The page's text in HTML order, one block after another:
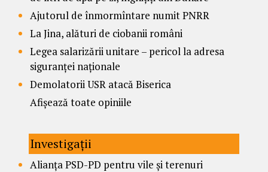
Ajutorul de înmormîntare numit PNRR
La Jina, alături de ciobanii români
Legea salarizării unitare – pericol la adresa
siguranței naționale
Demolatorii USR atacă Biserica
Afișează toate opiniile
Investigații
Alianța PSD-PD pentru vile și terenuri